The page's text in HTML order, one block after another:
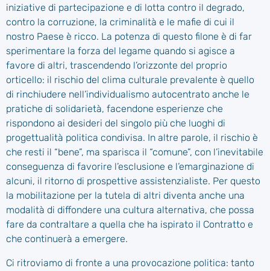
iniziative di partecipazione e di lotta contro il degrado,
contro la corruzione, la criminalità e le mafie di cui il
nostro Paese è ricco. La potenza di questo filone è di far
sperimentare la forza del legame quando si agisce a
favore di altri, trascendendo l’orizzonte del proprio
orticello: il rischio del clima culturale prevalente è quello
di rinchiudere nell’individualismo autocentrato anche le
pratiche di solidarietà, facendone esperienze che
rispondono ai desideri del singolo più che luoghi di
progettualità politica condivisa. In altre parole, il rischio è
che resti il “bene”, ma sparisca il “comune”, con l’inevitabile
conseguenza di favorire l’esclusione e l’emarginazione di
alcuni, il ritorno di prospettive assistenzialiste. Per questo
la mobilitazione per la tutela di altri diventa anche una
modalità di diffondere una cultura alternativa, che possa
fare da contraltare a quella che ha ispirato il Contratto e
che continuerà a emergere.
Ci ritroviamo di fronte a una provocazione politica: tanto